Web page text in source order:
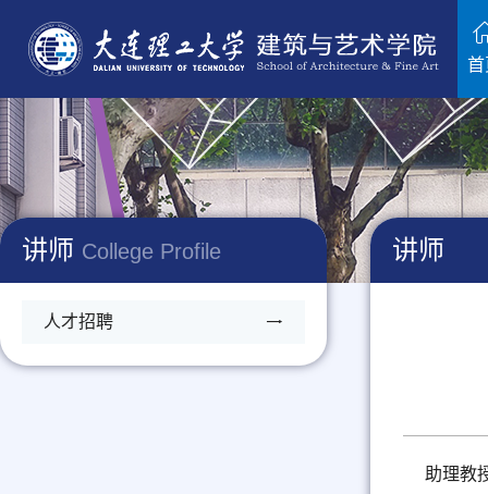
首
讲师 College Profile
人才招聘
讲师
助理教